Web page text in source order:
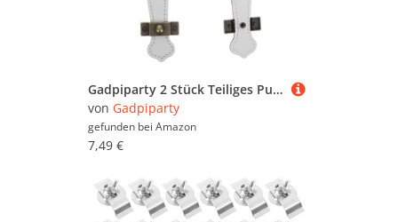
Gadpiparty 2 Stück Teiliges Pu Kunststoff Schubladengriffe Ergonomische Langlebige Zinklegierung Griffe für Schränke Koffer Kommoden Einfache Montage Kompatibel Retro Stil
von Gadpiparty
gefunden bei Amazon
7,49 €